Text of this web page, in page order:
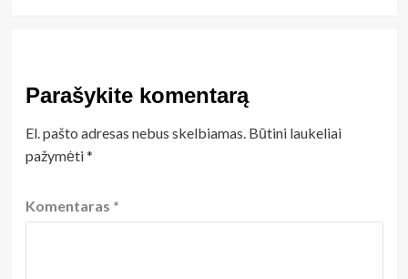
Parašykite komentarą
El. pašto adresas nebus skelbiamas. Būtini laukeliai
pažymėti*
Komentaras *